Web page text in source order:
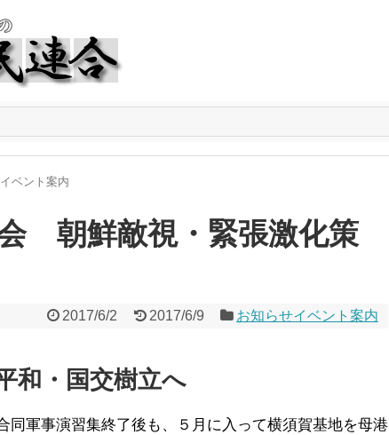
ベント案内
朝鮮敵視・緊張激化策
2017/6/2 2017/6/9 お知らせイベント案内
和・国交樹立へ
軍事演習集終了後も、５月に入って横須賀基地を母港